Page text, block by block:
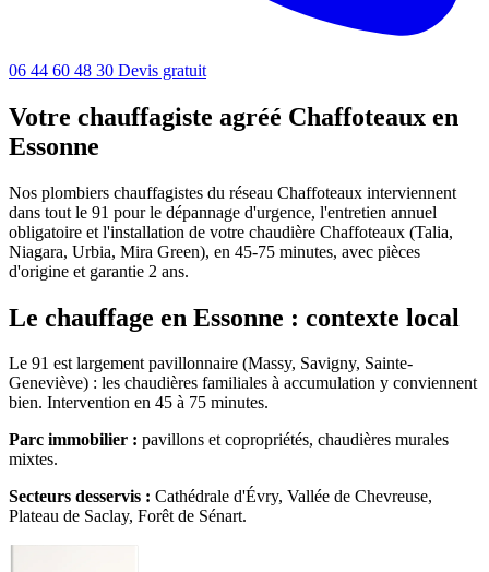
06 44 60 48 30 Devis gratuit
Votre chauffagiste agréé Chaffoteaux en
Essonne
Nos plombiers chauffagistes du réseau Chaffoteaux interviennent
dans tout le 91 pour le dépannage d'urgence, l'entretien annuel
obligatoire et l'installation de votre chaudière Chaffoteaux (Talia,
Niagara, Urbia, Mira Green), en 45-75 minutes, avec pièces
d'origine et garantie 2 ans.
Le chauffage en Essonne : contexte local
Le 91 est largement pavillonnaire (Massy, Savigny, Sainte-
Geneviève) : les chaudières familiales à accumulation y conviennent
bien. Intervention en 45 à 75 minutes.
Parc immobilier : pavillons et copropriétés, chaudières murales
mixtes.
Secteurs desservis : Cathédrale d'Évry, Vallée de Chevreuse,
Plateau de Saclay, Forêt de Sénart.